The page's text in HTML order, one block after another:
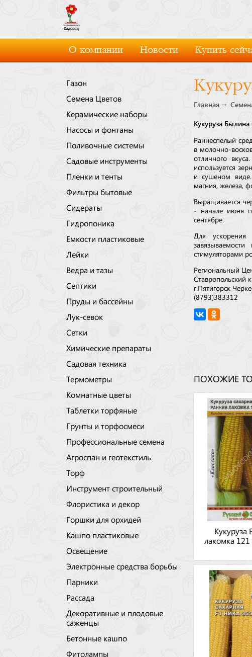
О компании Новости Купить
Газон
Семена Цветов
Керамические наборы
Насосы и фонтаны
Поливочные системы
Садовые инструменты
Пленки и тенты
Фильтры бытовые
Сидераты
Гидропоника
Емкости пластиковые
Лейки
Ведра и тазы
Септики
Пруды и бассейны
Лук-севок
Сетки
Химические препараты
Садовая техника
Термометры
Комнатные цветы
Таблетки торфяные
Грунты и торфосмеси
Профессиональные семена
Агроспан и геотекстиль
Торф
Инструмент строительный
Флористика и декор
Горшки для орхидей
Кашпо пластиковые
Освещение
Электронные средства борьбы
Парники
Рассада
Декоративные и плодовые
саженцы
Бетонные кашпо
Фитолампы
Главная
Кукуруза
Раннеспелый
в молочно-
отличного
используется
и сушеном виде.
магния, железа,
Выращивается
- начале июня
сентябре.
Для ускорения
завязываемости
стимуляторами
Региональный
Ставропольский
г.Пятигорск
(8793)383312
ПОХОЖИЕ
Кукуруза
лакомка 121